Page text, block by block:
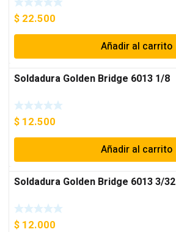
$ 22.500
Añadir al carrito
Soldadura Golden Bridge 6013 1/8
$ 12.500
Añadir al carrito
Soldadura Golden Bridge 6013 3/32
$ 12.000